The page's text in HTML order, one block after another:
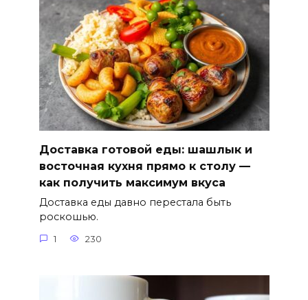
Доставка готовой еды: шашлык и
восточная кухня прямо к столу —
как получить максимум вкуса
Доставка еды давно перестала быть
роскошью.
1 230